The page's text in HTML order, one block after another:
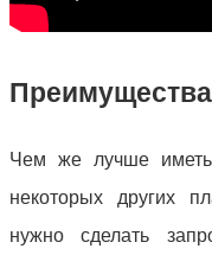
Преимущества
Чем же лучше
некоторых других
нужно сделать